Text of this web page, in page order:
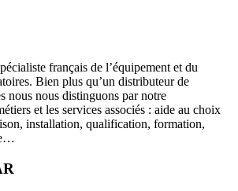
français de l’équipement et du
Bien plus qu’un distributeur de
nous nous distinguons par notre
et les services associés : aide au choix
installation, qualification, formation,